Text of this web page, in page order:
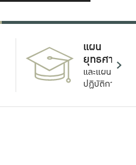
แผน
ยุทธศาสตร์
และแผน
ปฏิบัติการ